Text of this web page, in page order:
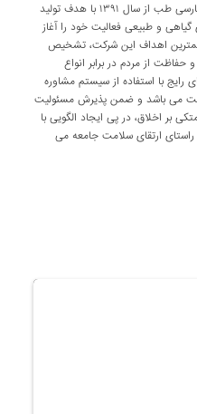
شرکت تحقیقاتی پارسی طب از سال ۱۳۹۱ با هدف تولید
گیاهی و طبیعی فعالیت خود را آغاز
اهداف این شرکت، تشخیص
از مردم در برابر انواع
رایج با استفاده از سیستم مشاوره
می باشد و ضمن پذیرش مسئولیت
بر اخلاق، در پی ایجاد الگویی با
ارتقای سلامت جامعه می